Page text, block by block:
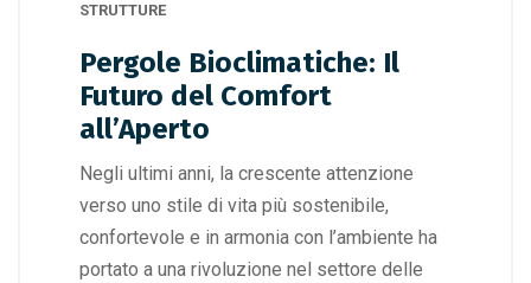
STRUTTURE
Pergole Bioclimatiche: Il
Futuro del Comfort
all’Aperto
Negli ultimi anni, la crescente attenzione
verso uno stile di vita più sostenibile,
confortevole e in armonia con l’ambiente ha
portato a una rivoluzione nel settore delle